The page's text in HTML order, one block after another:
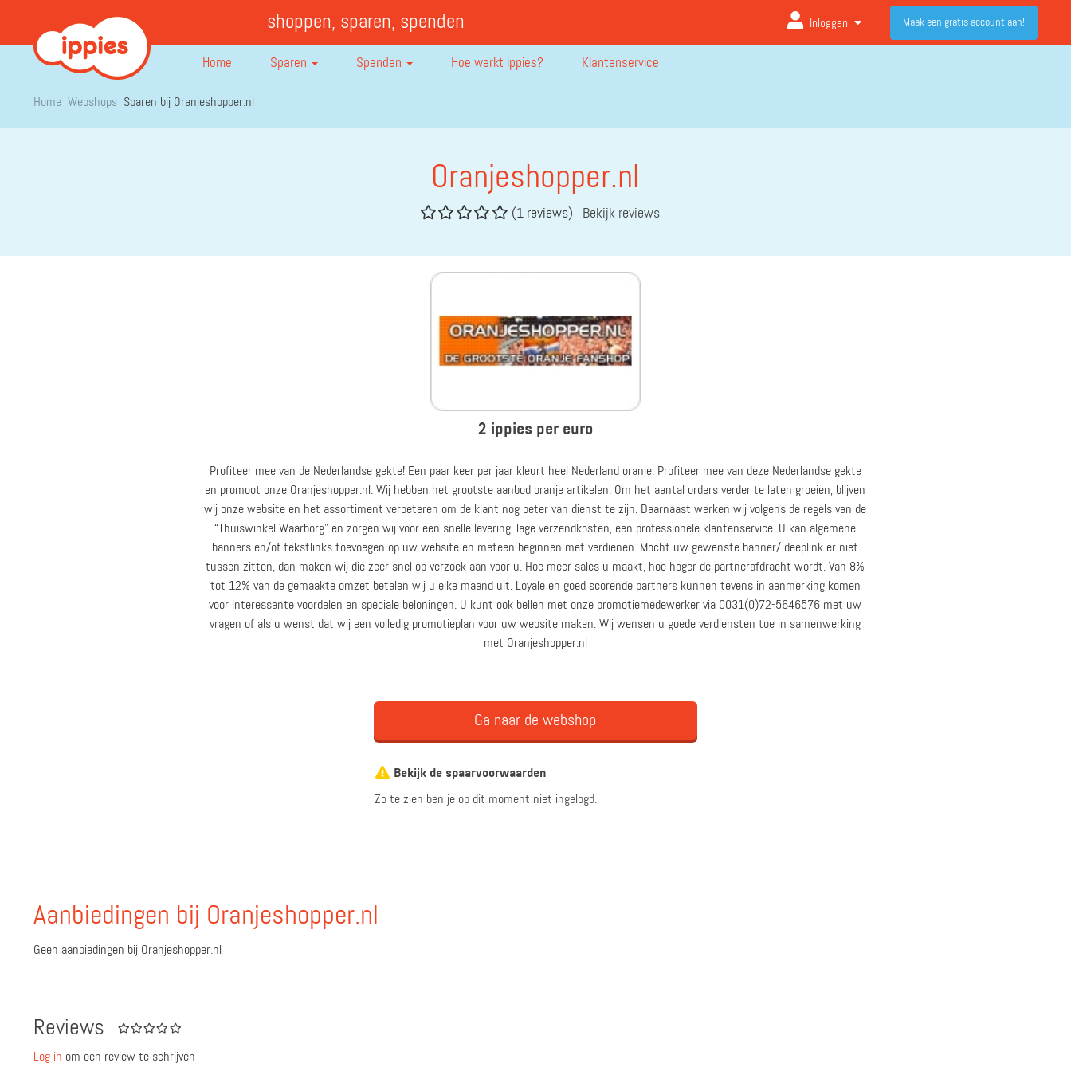
shoppen, sparen, spenden Inloggen Maak een gratis account aan!
Home Sparen Spenden Hoe werkt ippies? Klantenservice
Home Webshops Sparen bij Oranjeshopper.nl
Oranjeshopper.nl
(1 reviews) Bekijk reviews
2 ippies per euro
Profiteer mee van de Nederlandse gekte! Een paar keer per jaar kleurt heel Nederland oranje. Profiteer mee van deze Nederlandse gekte
en promoot onze Oranjeshopper.nl. Wij hebben het grootste aanbod oranje artikelen. Om het aantal orders verder te laten groeien, blijven
wij onze website en het assortiment verbeteren om de klant nog beter van dienst te zijn. Daarnaast werken wij volgens de regels van de
“Thuiswinkel Waarborg” en zorgen wij voor een snelle levering, lage verzendkosten, een professionele klantenservice. U kan algemene
banners en/of tekstlinks toevoegen op uw website en meteen beginnen met verdienen. Mocht uw gewenste banner/ deeplink er niet
tussen zitten, dan maken wij die zeer snel op verzoek aan voor u. Hoe meer sales u maakt, hoe hoger de partnerafdracht wordt. Van 8%
tot 12% van de gemaakte omzet betalen wij u elke maand uit. Loyale en goed scorende partners kunnen tevens in aanmerking komen
voor interessante voordelen en speciale beloningen. U kunt ook bellen met onze promotiemedewerker via 0031(0)72-5646576 met uw
vragen of als u wenst dat wij een volledig promotieplan voor uw website maken. Wij wensen u goede verdiensten toe in samenwerking
met Oranjeshopper.nl
Ga naar de webshop
Bekijk de spaarvoorwaarden
Zo te zien ben je op dit moment niet ingelogd.
Aanbiedingen bij Oranjeshopper.nl
Geen aanbiedingen bij Oranjeshopper.nl
Reviews
Log in om een review te schrijven